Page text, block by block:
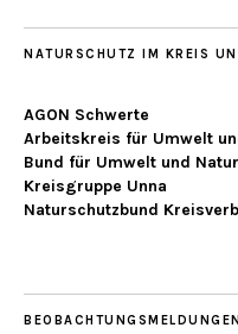
NATURSCHUTZ IM KREIS
AGON Schwerte
Arbeitskreis für Umwelt
Bund für Umwelt und
Kreisgruppe Unna
Naturschutzbund